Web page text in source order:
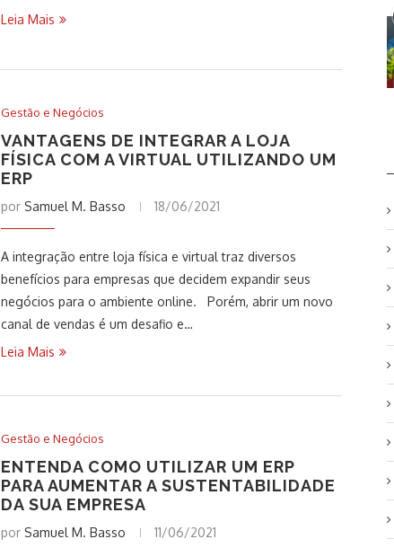
Leia Mais
Gestão e Negócios
VANTAGENS DE INTEGRAR A LOJA
FÍSICA COM A VIRTUAL UTILIZANDO UM
ERP
por Samuel M. Basso 18/06/2021
A integração entre loja física e virtual traz diversos
benefícios para empresas que decidem expandir seus
negócios para o ambiente online. Porém, abrir um novo
canal de vendas é um desafio e…
Leia Mais
Gestão e Negócios
ENTENDA COMO UTILIZAR UM ERP
PARA AUMENTAR A SUSTENTABILIDADE
DA SUA EMPRESA
por Samuel M. Basso 11/06/2021